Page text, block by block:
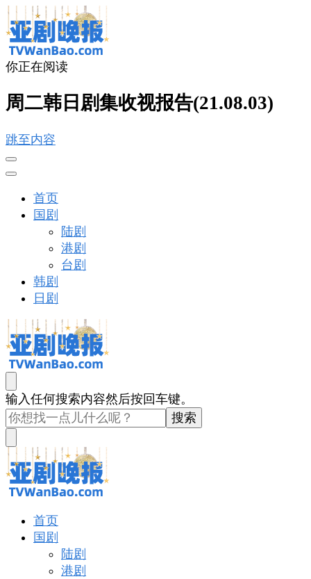
你正在阅读
周二韩日剧集收视报告(21.08.03)
跳至内容
首页
国剧
陆剧
港剧
台剧
韩剧
日剧
亚剧晚报
戏里戏外看亚洲
找
什
么
东
西
吗?
输入任何搜索内容然后按回车键。
亚剧晚报
戏里戏外看亚洲
首页
国剧
陆剧
港剧